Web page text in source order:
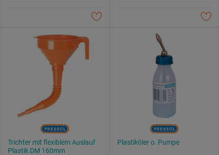
Trichter mit flexiblem Auslauf
Plastik DM 160mm
Plastiköler o. Pumpe
Datenschutzerklärung.